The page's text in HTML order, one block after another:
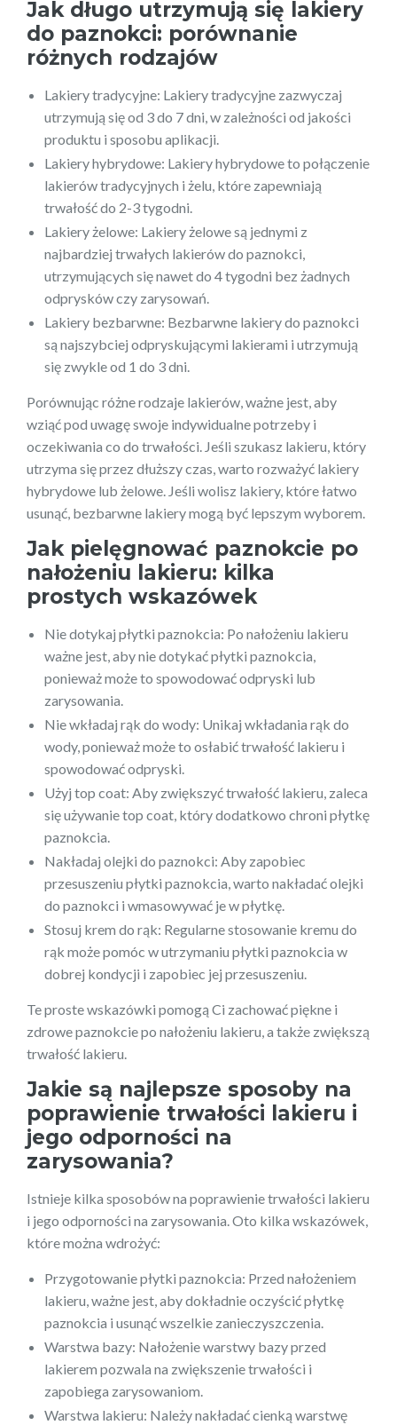
Jak długo utrzymują się lakiery
do paznokci: porównanie
różnych rodzajów
Lakiery tradycyjne: Lakiery tradycyjne zazwyczaj
utrzymują się od 3 do 7 dni, w zależności od jakości
produktu i sposobu aplikacji.
Lakiery hybrydowe: Lakiery hybrydowe to połączenie
lakierów tradycyjnych i żelu, które zapewniają
trwałość do 2-3 tygodni.
Lakiery żelowe: Lakiery żelowe są jednymi z
najbardziej trwałych lakierów do paznokci,
utrzymujących się nawet do 4 tygodni bez żadnych
odprysków czy zarysowań.
Lakiery bezbarwne: Bezbarwne lakiery do paznokci
są najszybciej odpryskującymi lakierami i utrzymują
się zwykle od 1 do 3 dni.
Porównując różne rodzaje lakierów, ważne jest, aby
wziąć pod uwagę swoje indywidualne potrzeby i
oczekiwania co do trwałości. Jeśli szukasz lakieru, który
utrzyma się przez dłuższy czas, warto rozważyć lakiery
hybrydowe lub żelowe. Jeśli wolisz lakiery, które łatwo
usunąć, bezbarwne lakiery mogą być lepszym wyborem.
Jak pielęgnować paznokcie po
nałożeniu lakieru: kilka
prostych wskazówek
Nie dotykaj płytki paznokcia: Po nałożeniu lakieru
ważne jest, aby nie dotykać płytki paznokcia,
ponieważ może to spowodować odpryski lub
zarysowania.
Nie wkładaj rąk do wody: Unikaj wkładania rąk do
wody, ponieważ może to osłabić trwałość lakieru i
spowodować odpryski.
Użyj top coat: Aby zwiększyć trwałość lakieru, zaleca
się używanie top coat, który dodatkowo chroni płytkę
paznokcia.
Nakładaj olejki do paznokci: Aby zapobiec
przesuszeniu płytki paznokcia, warto nakładać olejki
do paznokci i wmasowywać je w płytkę.
Stosuj krem do rąk: Regularne stosowanie kremu do
rąk może pomóc w utrzymaniu płytki paznokcia w
dobrej kondycji i zapobiec jej przesuszeniu.
Te proste wskazówki pomogą Ci zachować piękne i
zdrowe paznokcie po nałożeniu lakieru, a także zwiększą
trwałość lakieru.
Jakie są najlepsze sposoby na
poprawienie trwałości lakieru i
jego odporności na
zarysowania?
Istnieje kilka sposobów na poprawienie trwałości lakieru
i jego odporności na zarysowania. Oto kilka wskazówek,
które można wdrożyć:
Przygotowanie płytki paznokcia: Przed nałożeniem
lakieru, ważne jest, aby dokładnie oczyścić płytkę
paznokcia i usunąć wszelkie zanieczyszczenia.
Warstwa bazy: Nałożenie warstwy bazy przed
lakierem pozwala na zwiększenie trwałości i
zapobiega zarysowaniom.
Warstwa lakieru: Należy nakładać cienką warstwę